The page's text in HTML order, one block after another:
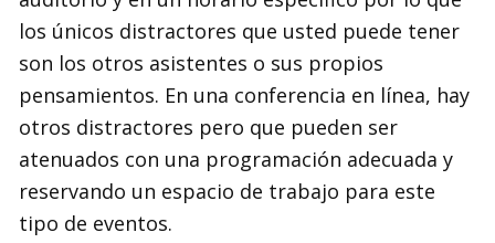
los únicos distractores que usted puede tener
son los otros asistentes o sus propios
pensamientos. En una conferencia en línea, hay
otros distractores pero que pueden ser
atenuados con una programación adecuada y
reservando un espacio de trabajo para este
tipo de eventos.